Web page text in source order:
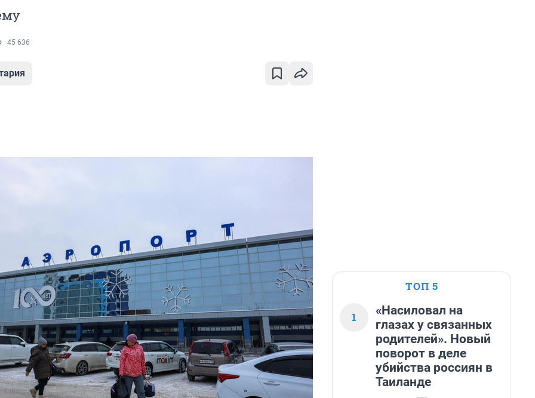
45 636
ТОП 5
1
«Насиловал на
глазах у связанных
родителей». Новый
поворот в деле
убийства россиян в
Таиланде